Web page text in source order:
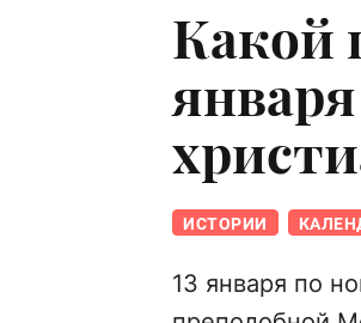
Какой
ИСТОРИИ
13 января по